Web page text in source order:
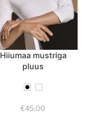
Hiiumaa mustriga
pluus
€45,00